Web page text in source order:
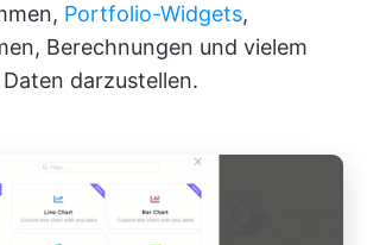
Portfolio-Widgets,
Berechnungen und vielem
darzustellen.